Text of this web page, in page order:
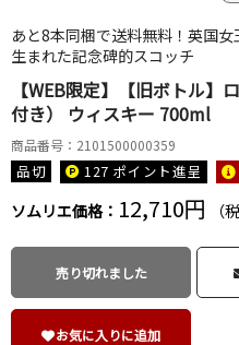
あと8本同梱で送料無料！英国
生まれた記念碑的スコッチ
【WEB限定】【旧ボトル
付き） ウィスキー 700ml
商品番号：2101500000359
品切 127 ポイント進呈
ソムリエ価格： 12,710円 （
売り切れました
お気に入りに追加